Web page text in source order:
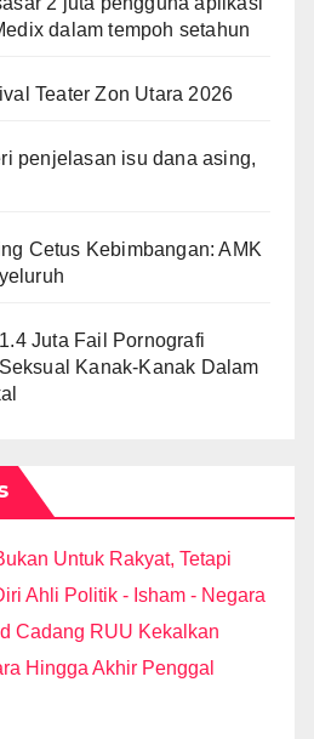
dalam tempoh setahun
Teater Zon Utara 2026
penjelasan isu dana asing,
Cetus Kebimbangan: AMK
Juta Fail Pornografi
Kanak-Kanak Dalam
Untuk Rakyat, Tetapi
Ahli Politik - Isham - Negara
Cadang RUU Kekalkan
Hingga Akhir Penggal